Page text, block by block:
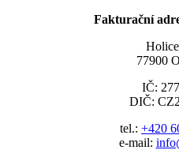
Fakturační
77900
IČ:
DIČ:
tel.: +420
e-mail: